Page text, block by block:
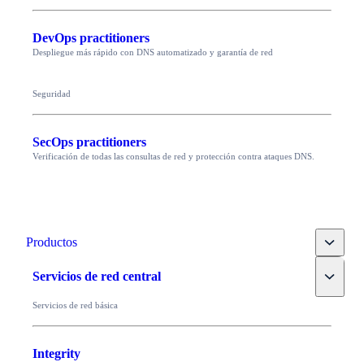
DevOps practitioners
Despliegue más rápido con DNS automatizado y garantía de red
Seguridad
SecOps practitioners
Verificación de todas las consultas de red y protección contra ataques DNS.
Productos Toggle
Servicios de red central Toggle
Servicios de red básica
Integrity